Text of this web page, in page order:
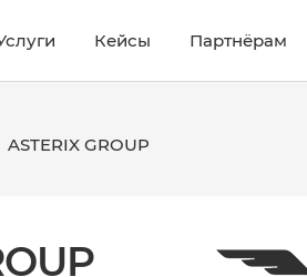
Кейсы Партнёрам
ASTERIX GROUP